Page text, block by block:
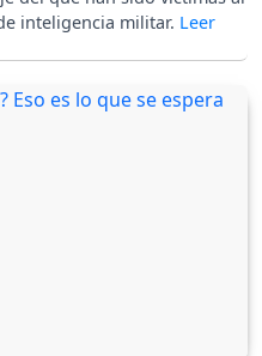
inteligencia militar.